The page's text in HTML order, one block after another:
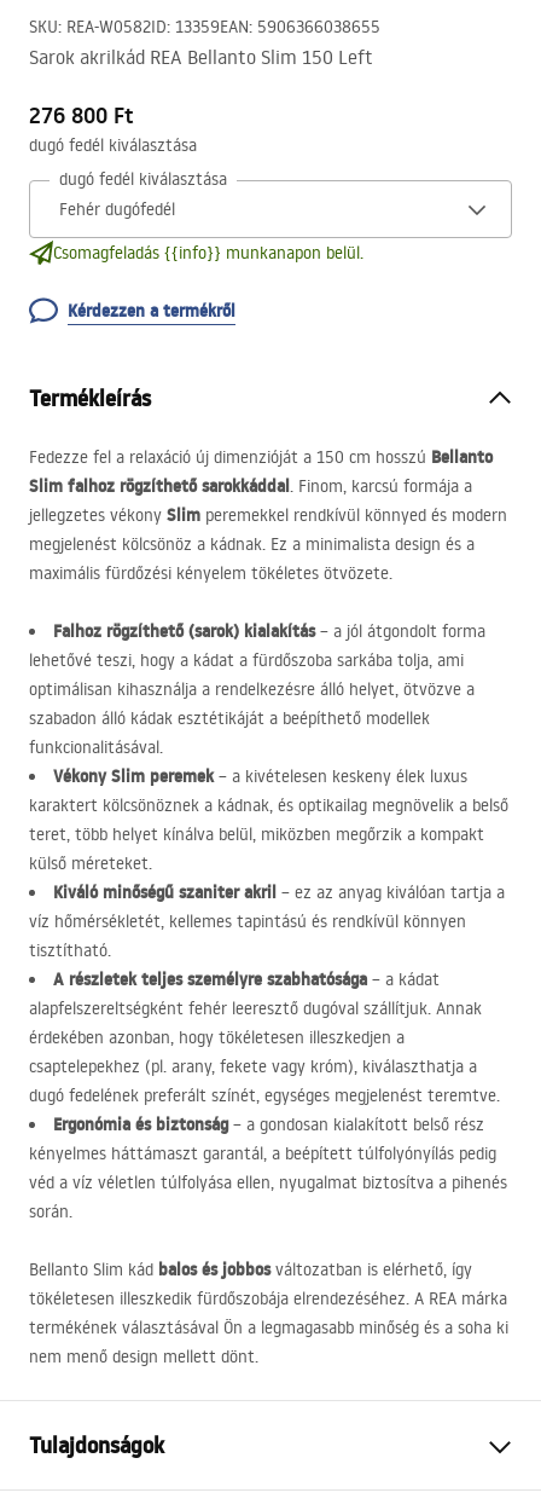
SKU: REA-W0582ID: 13359EAN: 5906366038655
Sarok akrilkád REA Bellanto Slim 150 Left
276 800 Ft
dugó fedél kiválasztása
dugó fedél kiválasztása
Csomagfeladás {{info}} munkanapon belül.
Kérdezzen a termékről
Termékleírás
Fedezze fel a relaxáció új dimenzióját a 150 cm hosszú Bellanto
Slim falhoz rögzíthető sarokkáddal. Finom, karcsú formája a
jellegzetes vékony Slim peremekkel rendkívül könnyed és modern
megjelenést kölcsönöz a kádnak. Ez a minimalista design és a
maximális fürdőzési kényelem tökéletes ötvözete.
Falhoz rögzíthető (sarok) kialakítás– a jól átgondolt forma
lehetővé teszi, hogy a kádat a fürdőszoba sarkába tolja, ami
optimálisan kihasználja a rendelkezésre álló helyet, ötvözve a
szabadon álló kádak esztétikáját a beépíthető modellek
funkcionalitásával.
Vékony Slim peremek– a kivételesen keskeny élek luxus
karaktert kölcsönöznek a kádnak, és optikailag megnövelik a belső
teret, több helyet kínálva belül, miközben megőrzik a kompakt
külső méreteket.
Kiváló minőségű szaniter akril – ez az anyag kiválóan tartja a
víz hőmérsékletét, kellemes tapintású és rendkívül könnyen
tisztítható.
A részletek teljes személyre szabhatósága – a kádat
alapfelszereltségként fehér leeresztő dugóval szállítjuk. Annak
érdekében azonban, hogy tökéletesen illeszkedjen a
csaptelepekhez (pl. arany, fekete vagy króm), kiválaszthatja a
dugó fedelének preferált színét, egységes megjelenést teremtve.
Ergonómia és biztonság– a gondosan kialakított belső rész
kényelmes háttámaszt garantál, a beépített túlfolyónyílás pedig
véd a víz véletlen túlfolyása ellen, nyugalmat biztosítva a pihenés
során.
Bellanto Slim kád balos és jobbosváltozatban is elérhető, így
tökéletesen illeszkedik fürdőszobája elrendezéséhez. A REA márka
termékének választásával Ön a legmagasabb minőség és a soha ki
nem menő design mellett dönt.
Tulajdonságok